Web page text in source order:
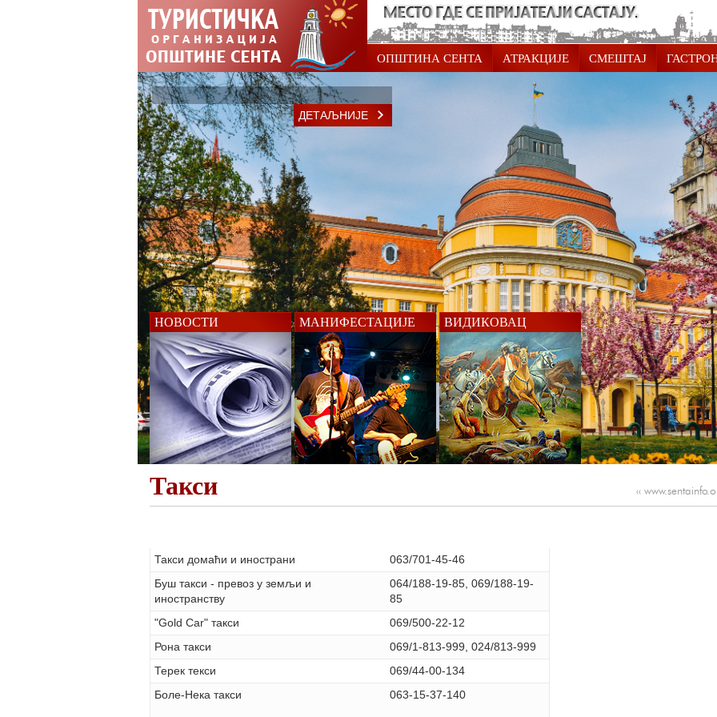
ОПШТИНА СЕНТА АТРАКЦИЈЕ СМЕШТАЈ
ДЕТАЉНИЈЕ
НОВОСТИ МАНИФЕСТАЦИЈЕ ВИДИКОВАЦ
Такси ‹‹
Такси домаћи и инострани
063/701-45-46
Буш такси - превоз у земљи и
иностранству
064/188-19-85, 069/188-19-
85
"Gold Car" такси
069/500-22-12
Рона такси
069/1-813-999, 024/813-999
Терек текси
069/44-00-134
Боле-Нека такси
063-15-37-140